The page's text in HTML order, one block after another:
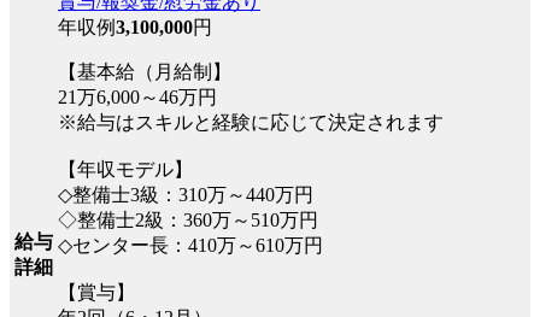
給与
詳細
年収例3,100,000円
【基本給（月給制】
21万6,000～46万円
※給与はスキルと経験に応じて決定されます
【年収モデル】
◇整備士3級：310万～440万円
◇整備士2級：360万～510万円
◇センター長：410万～610万円
【賞与】